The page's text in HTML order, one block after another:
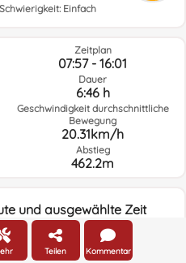
Einfach
Zeitplan
07:57 - 16:01
Dauer
6:46 h
Geschwindigkeit durchschnittliche
Bewegung
20.31km/h
Abstieg
462.2m
und ausgewählte Zeit
Teilen Kommentar